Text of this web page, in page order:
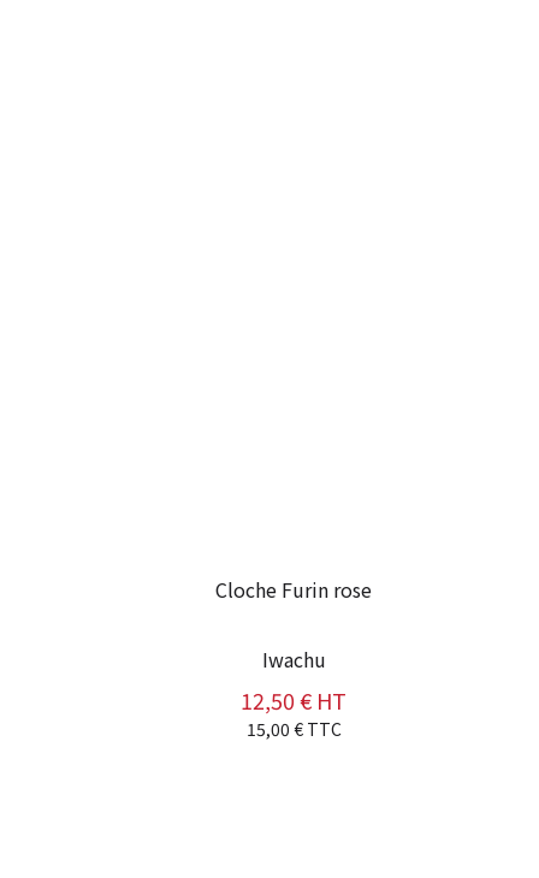
Cloche Furin rose
Iwachu
15,00 € TTC
Prix
12,50 € HT